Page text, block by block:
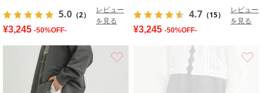
5.0 （2）
レビュー
を見る
¥3,245 -50%OFF-
4.7 （15）
レビュー
を見る
¥3,245 -50%OFF-